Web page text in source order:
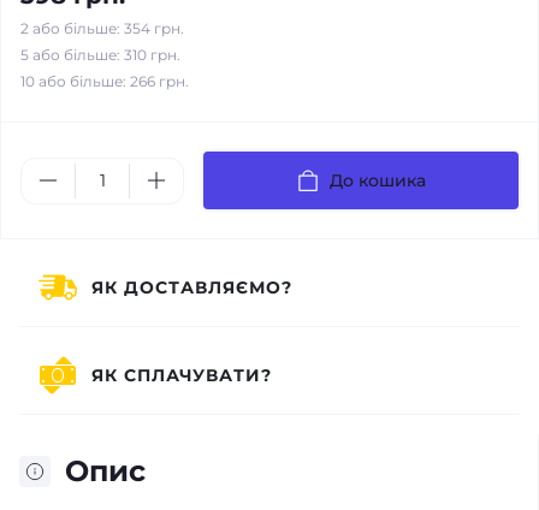
2 або більше: 354 грн.
5 або більше: 310 грн.
10 або більше: 266 грн.
До кошика
Опис
ЯК ДОСТАВЛЯЄМО?
ЯК СПЛАЧУВАТИ?